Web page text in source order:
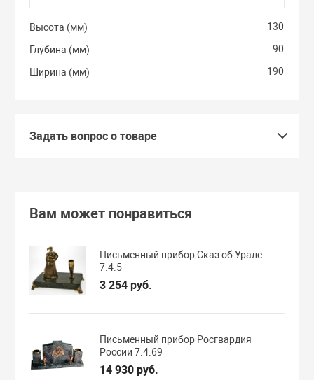
Высота (мм) 130
Глубина (мм) 90
Ширина (мм) 190
Задать вопрос о товаре
Вам может понравиться
Письменный прибор Сказ об Урале
7.4.5
3 254 руб.
Письменный прибор Росгвардия
России 7.4.69
14 930 руб.